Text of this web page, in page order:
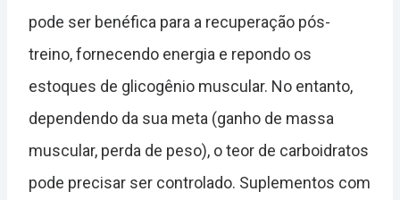
pode ser benéfica para a recuperação pós-
treino, fornecendo energia e repondo os
estoques de glicogênio muscular. No entanto,
dependendo da sua meta (ganho de massa
muscular, perda de peso), o teor de carboidratos
pode precisar ser controlado. Suplementos com